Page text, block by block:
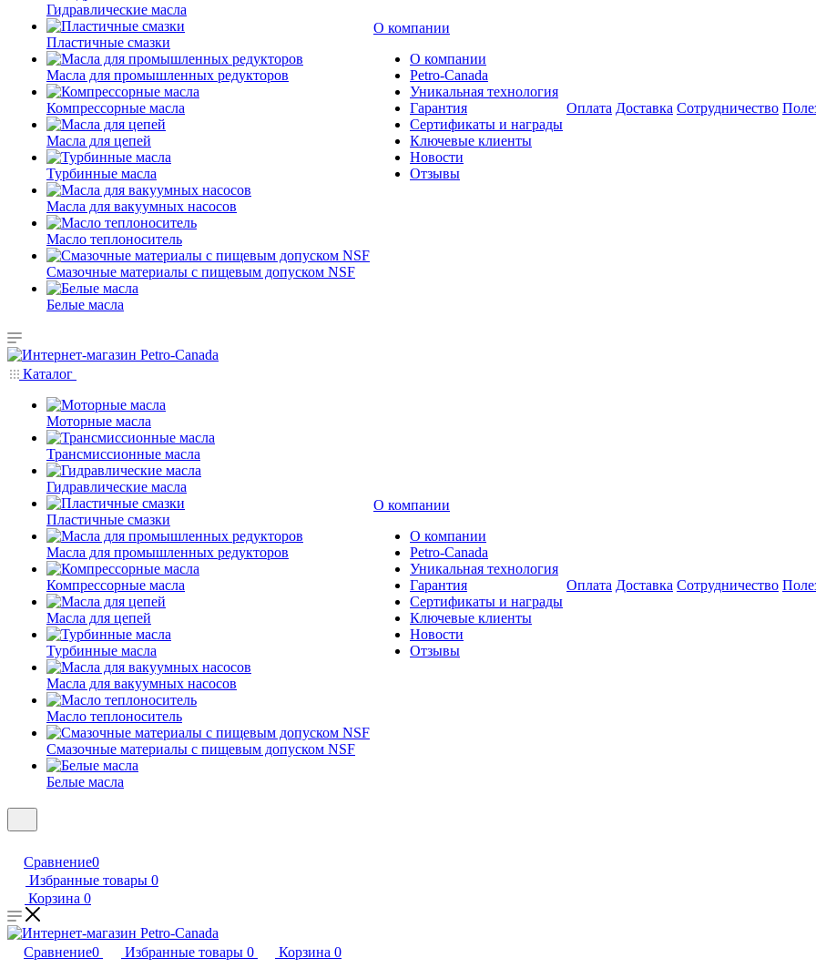
Гидравлические масла
Пластичные смазки
Масла для промышленных редукторов
Компрессорные масла
Масла для цепей
Турбинные масла
Масла для вакуумных насосов
Масло теплоноситель
Смазочные материалы с пищевым допуском NSF
Белые масла
О компании
О компании
Petro-Сanada
Уникальная технология
Гарантия
Сертификаты и награды
Ключевые клиенты
Новости
Отзывы
Оплата Доставка Сотрудничество
Каталог
Моторные масла
Трансмиссионные масла
Гидравлические масла
Пластичные смазки
Масла для промышленных редукторов
Компрессорные масла
Масла для цепей
Турбинные масла
Масла для вакуумных насосов
Масло теплоноситель
Смазочные материалы с пищевым допуском NSF
Белые масла
О компании
О компании
Petro-Сanada
Уникальная технология
Гарантия
Сертификаты и награды
Ключевые клиенты
Новости
Отзывы
Оплата Доставка Сотрудничество
Сравнение0
Избранные товары 0
Корзина 0
Сравнение0 Избранные товары 0 Корзина 0